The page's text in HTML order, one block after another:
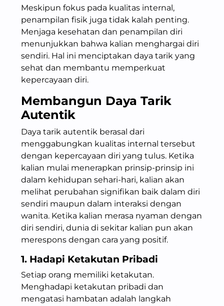
Meskipun fokus pada kualitas internal,
penampilan fisik juga tidak kalah penting.
Menjaga kesehatan dan penampilan diri
menunjukkan bahwa kalian menghargai diri
sendiri. Hal ini menciptakan daya tarik yang
sehat dan membantu memperkuat
kepercayaan diri.
Membangun Daya Tarik
Autentik
Daya tarik autentik berasal dari
menggabungkan kualitas internal tersebut
dengan kepercayaan diri yang tulus. Ketika
kalian mulai menerapkan prinsip-prinsip ini
dalam kehidupan sehari-hari, kalian akan
melihat perubahan signifikan baik dalam diri
sendiri maupun dalam interaksi dengan
wanita. Ketika kalian merasa nyaman dengan
diri sendiri, dunia di sekitar kalian pun akan
merespons dengan cara yang positif.
1. Hadapi Ketakutan Pribadi
Setiap orang memiliki ketakutan.
Menghadapi ketakutan pribadi dan
mengatasi hambatan adalah langkah